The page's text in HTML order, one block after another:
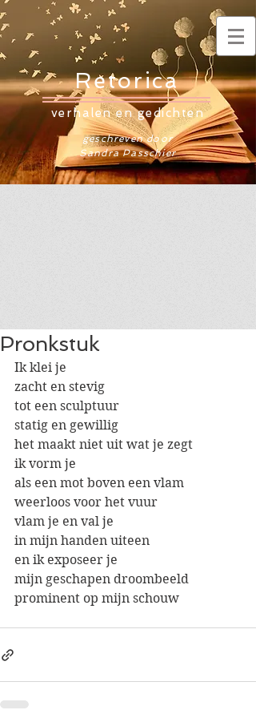
Retorica
verhalen en gedichten
geschreven door
Sandra Passchier
Pronkstuk
Ik klei je
zacht en stevig
tot een sculptuur
statig en gewillig
het maakt niet uit wat je zegt
ik vorm je
als een mot boven een vlam
weerloos voor het vuur
vlam je en val je
in mijn handen uiteen
en ik exposeer je
mijn geschapen droombeeld
prominent op mijn schouw